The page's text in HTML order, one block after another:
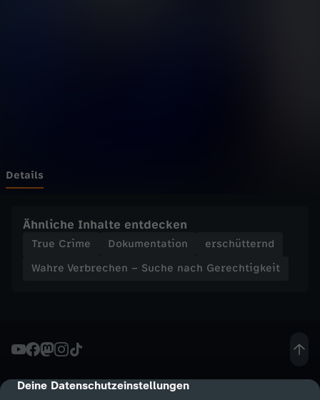
cmp-dialog-description
Deine Datenschutzeinstellungen
h
n
u
c
Details
Ähnliche Inhalte entdecken
True Crime Dokumentation
erschütternd
Wahre Verbrechen – Suche nach Gerechtigkeit